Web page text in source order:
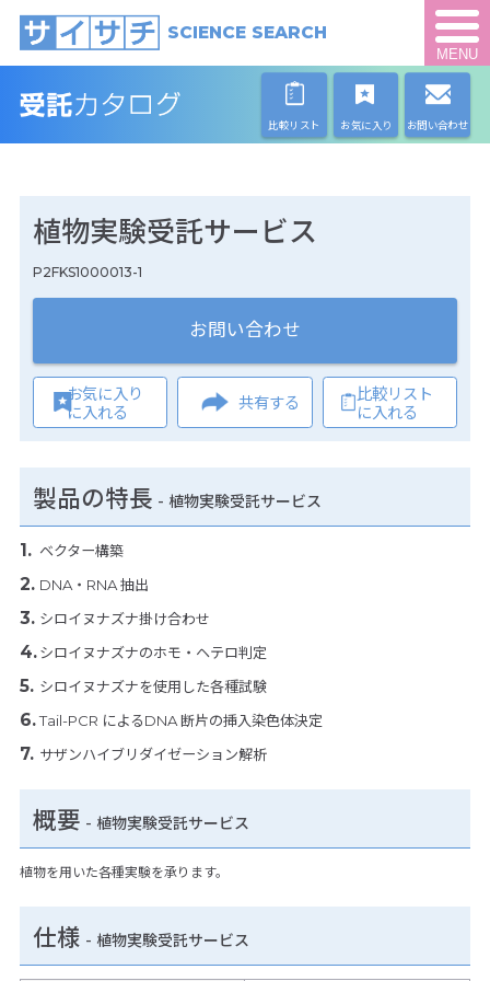
SCIENCE SEARCH
MENU
比較リスト お気に入り お問い合わせ
植物実験受託サービス
P2FKS1000013-1
お問い合わせ
お気に入り
に入れる
共有する
比較リスト
に入れる
製品の特長 - 植物実験受託サービス
ベクター構築
DNA・RNA 抽出
シロイヌナズナ掛け合わせ
シロイヌナズナのホモ・ヘテロ判定
シロイヌナズナを使用した各種試験
Tail-PCR によるDNA 断片の挿入染色体決定
サザンハイブリダイゼーション解析
概要 - 植物実験受託サービス
植物を用いた各種実験を承ります。
仕様 - 植物実験受託サービス